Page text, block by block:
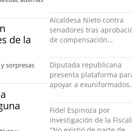
de la
sorpresas
orgullo”
Alcaldesa Nieto contra
senadores tras
de compensación
indolente"
Diputada republicana
presenta plataforma
apoyar a exuniformados
social
Fidel Espinoza por
investigación de la